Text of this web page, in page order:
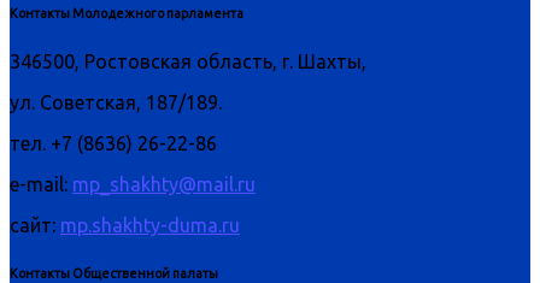
Контакты Молодежного парламента
346500, Ростовская область, г. Шахты,
ул. Советская, 187/189.
тел. +7 (8636) 26-22-86
e-mail: mp_shakhty@mail.ru
сайт: mp.shakhty-duma.ru
Контакты Общественной палаты